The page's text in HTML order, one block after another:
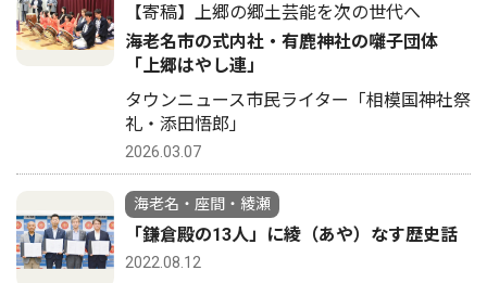
【寄稿】上郷の郷土芸能を次の世代へ
海老名市の式内社・有鹿神社の囃子団体
「上郷はやし連」
タウンニュース市民ライター「相模国神社祭
礼・添田悟郎」
2026.03.07
海老名・座間・綾瀬
「鎌倉殿の13人」に綾（あや）なす歴史話
2022.08.12